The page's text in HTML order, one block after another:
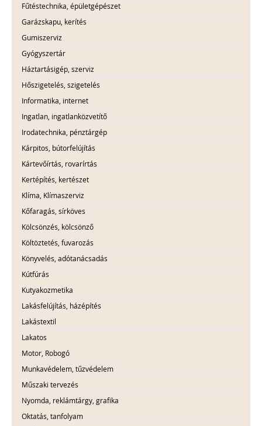
Fűtéstechnika, épületgépészet
Garázskapu, kerítés
Gumiszerviz
Gyógyszertár
Háztartásigép, szerviz
Hőszigetelés, szigetelés
Informatika, internet
Ingatlan, ingatlanközvetítő
Irodatechnika, pénztárgép
Kárpitos, bútorfelújítás
Kártevőírtás, rovarírtás
Kertépítés, kertészet
Klíma, Klímaszerviz
Kőfaragás, sírköves
Kölcsönzés, kölcsönző
Költöztetés, fuvarozás
Könyvelés, adótanácsadás
Kútfúrás
Kutyakozmetika
Lakásfelújítás, házépítés
Lakástextil
Lakatos
Motor, Robogó
Munkavédelem, tűzvédelem
Műszaki tervezés
Nyomda, reklámtárgy, grafika
Oktatás, tanfolyam